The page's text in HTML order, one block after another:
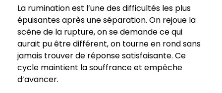
La rumination est l’une des difficultés les plus
épuisantes après une séparation. On rejoue la
scène de la rupture, on se demande ce qui
aurait pu être différent, on tourne en rond sans
jamais trouver de réponse satisfaisante. Ce
cycle maintient la souffrance et empêche
d’avancer.